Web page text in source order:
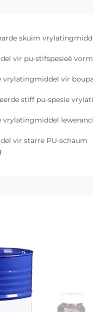
skuim
vir pu-stifspesieë
vrylatingmiddel vir
stiff pu-spesie
vrylatingmiddel
vir starre PU-schaum